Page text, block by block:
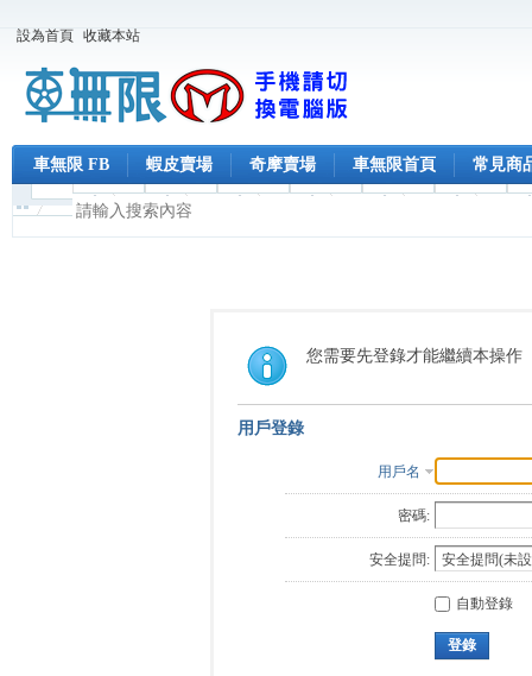
設為首頁 收藏本站
車無限 FB 蝦皮賣場 奇摩賣場 車無限首頁 常見商
您需要先登錄才能繼續本操作
用戶登錄
用戶名
密碼:
安全提問:
自動登錄
登錄